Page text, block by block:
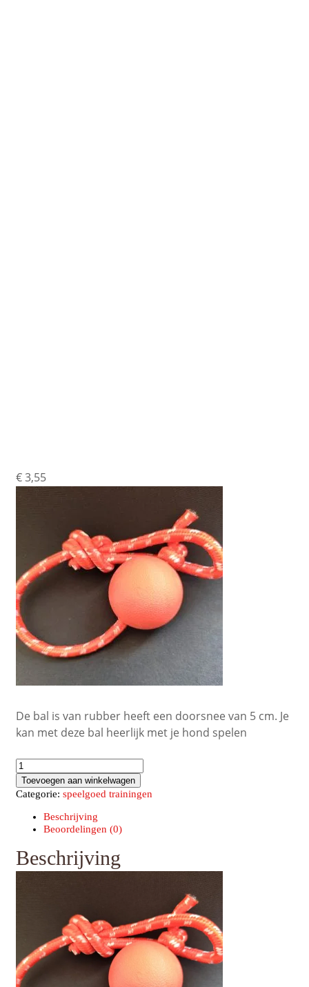
€3,55
De bal is van rubber heeft een doorsnee van 5 cm. Je
kan met deze bal heerlijk met je hond spelen
Bal
aan
touw
aantal
Toevoegen aan winkelwagen
Categorie: speelgoed trainingen
Beschrijving
Beoordelingen (0)
Beschrijving